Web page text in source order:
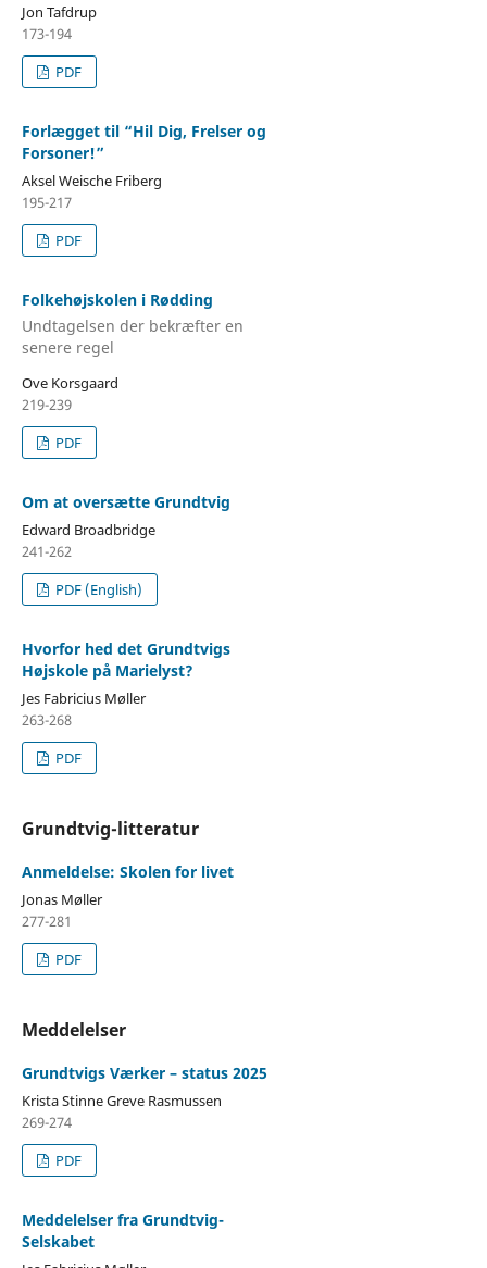
Jon Tafdrup
173-194
PDF
Forlægget til “Hil Dig, Frelser og
Forsoner!”
Aksel Weische Friberg
195-217
PDF
Folkehøjskolen i Rødding
Undtagelsen der bekræfter en
senere regel
Ove Korsgaard
219-239
PDF
Om at oversætte Grundtvig
Edward Broadbridge
241-262
PDF (English)
Hvorfor hed det Grundtvigs
Højskole på Marielyst?
Jes Fabricius Møller
263-268
PDF
Grundtvig-litteratur
Anmeldelse: Skolen for livet
Jonas Møller
277-281
PDF
Meddelelser
Grundtvigs Værker – status 2025
Krista Stinne Greve Rasmussen
269-274
PDF
Meddelelser fra Grundtvig-
Selskabet